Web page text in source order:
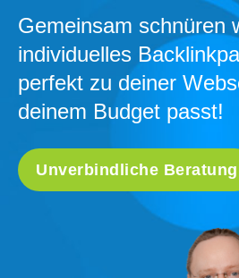
Gemeinsam schnüren
individuelles
perfekt zu deiner
deinem Budget passt!
Unverbindliche Beratung